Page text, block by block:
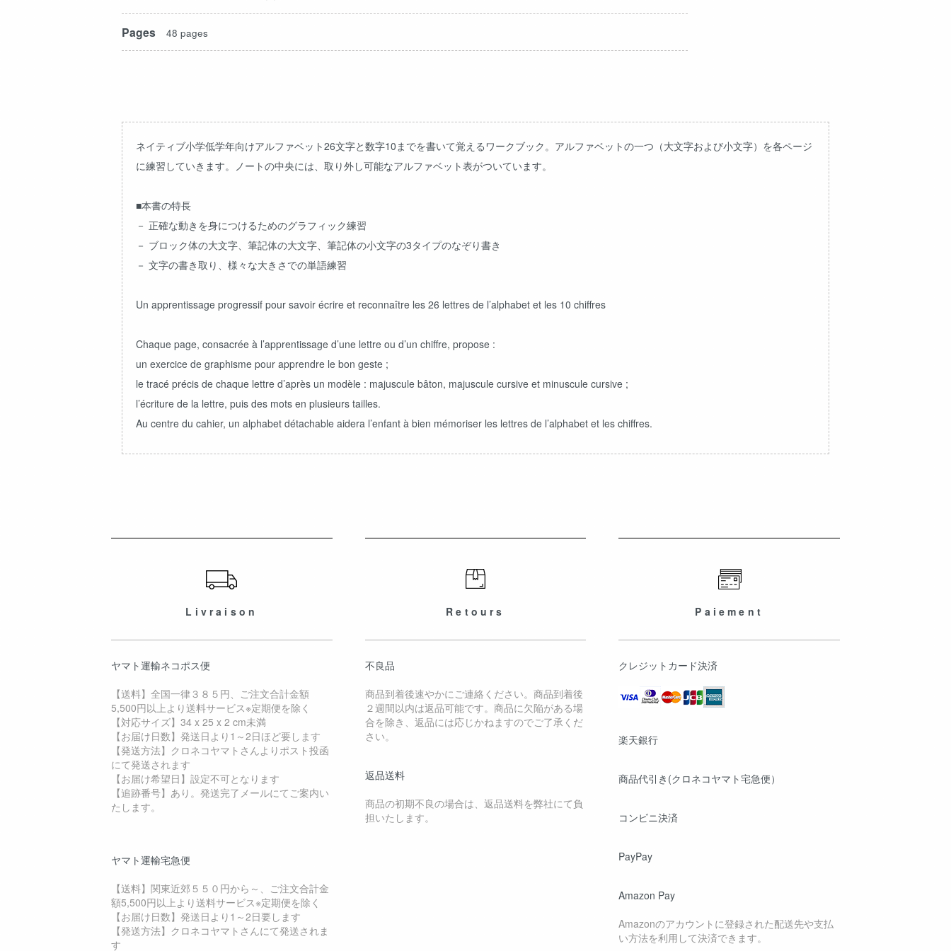
Pages 48 pages
ネイティブ小学低学年向けアルファベット26文字と数字10までを書いて覚えるワークブック。アルファベットの一つ（大文字および小文字）を各ページ
に練習していきます。ノートの中央には、取り外し可能なアルファベット表がついています。
■本書の特長
－ 正確な動きを身につけるためのグラフィック練習
－ ブロック体の大文字、筆記体の大文字、筆記体の小文字の3タイプのなぞり書き
－ 文字の書き取り、様々な大きさでの単語練習
Un apprentissage progressif pour savoir écrire et reconnaître les 26 lettres de l’alphabet et les 10 chiffres
Chaque page, consacrée à l’apprentissage d’une lettre ou d’un chiffre, propose :
un exercice de graphisme pour apprendre le bon geste ;
le tracé précis de chaque lettre d’après un modèle : majuscule bâton, majuscule cursive et minuscule cursive ;
l’écriture de la lettre, puis des mots en plusieurs tailles.
Au centre du cahier, un alphabet détachable aidera l’enfant à bien mémoriser les lettres de l’alphabet et les chiffres.
Livraison
ヤマト運輸ネコポス便
【送料】全国一律３８５円、ご注文合計金額
5,500円以上より送料サービス※定期便を除く
【対応サイズ】34 x 25 x 2 cm未満
【お届け日数】発送日より1～2日ほど要します
【発送方法】クロネコヤマトさんよりポスト投函
にて発送されます
【お届け希望日】設定不可となります
【追跡番号】あり。発送完了メールにてご案内い
たします。
ヤマト運輸宅急便
【送料】関東近郊５５０円から～、ご注文合計金
額5,500円以上より送料サービス※定期便を除く
【お届け日数】発送日より1～2日要します
【発送方法】クロネコヤマトさんにて発送されま
す
Retours
不良品
商品到着後速やかにご連絡ください。商品到着後
２週間以内は返品可能です。商品に欠陥がある場
合を除き、返品には応じかねますのでご了承くだ
さい。
返品送料
商品の初期不良の場合は、返品送料を弊社にて負
担いたします。
Paiement
クレジットカード決済
楽天銀行
商品代引き(クロネコヤマト宅急便）
コンビニ決済
PayPay
Amazon Pay
Amazonのアカウントに登録された配送先や支払
い方法を利用して決済できます。